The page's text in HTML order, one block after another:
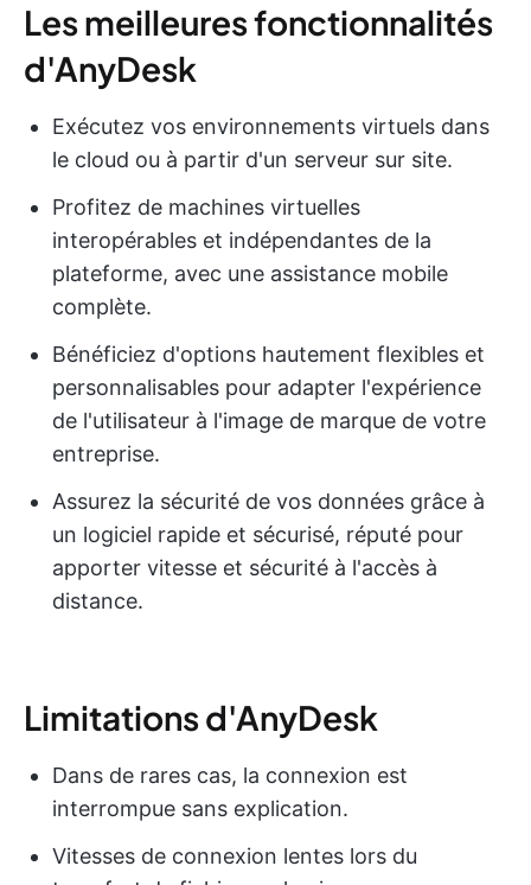
Les meilleures fonctionnalités
d'AnyDesk
Exécutez vos environnements virtuels dans
le cloud ou à partir d'un serveur sur site.
Profitez de machines virtuelles
interopérables et indépendantes de la
plateforme, avec une assistance mobile
complète.
Bénéficiez d'options hautement flexibles et
personnalisables pour adapter l'expérience
de l'utilisateur à l'image de marque de votre
entreprise.
Assurez la sécurité de vos données grâce à
un logiciel rapide et sécurisé, réputé pour
apporter vitesse et sécurité à l'accès à
distance.
Limitations d'AnyDesk
Dans de rares cas, la connexion est
interrompue sans explication.
Vitesses de connexion lentes lors du